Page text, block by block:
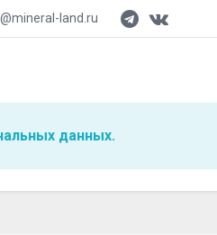
land.ru
данных.